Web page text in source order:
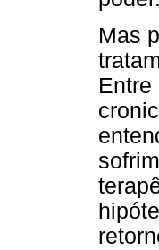
Mas